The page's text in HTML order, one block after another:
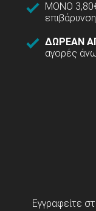
ΜΟΝΟ
ΔΩΡΕΑΝ
αγορές
Εγγραφείτε